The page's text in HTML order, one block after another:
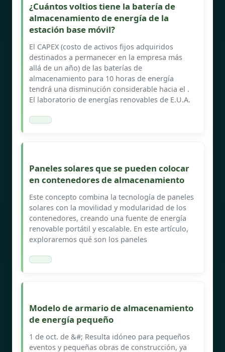
¿Cuántos voltios tiene la batería de
almacenamiento de energía de la
estación base móvil?
El CAPEX (costo de activos fijos adquiridos
destinados a permanecer en la empresa más
allá de un año) de las baterías de
almacenamiento para 10 horas de energía
tendrá una disminución considerable hacia el .
El laboratorio de energías renovables de E.U.A.
Paneles solares que se pueden colocar
en contenedores de almacenamiento
Este concepto combina la tecnología de paneles
solares con la movilidad y modularidad de los
contenedores, creando una fuente de energía
renovable portátil y escalable. En este artículo,
exploraremos qué son los paneles
Modelo de armario de almacenamiento
de energía pequeño
1 de oct. de &#; Resulta idóneo para pequeños
eventos y pequeñas obras de construcción, ya